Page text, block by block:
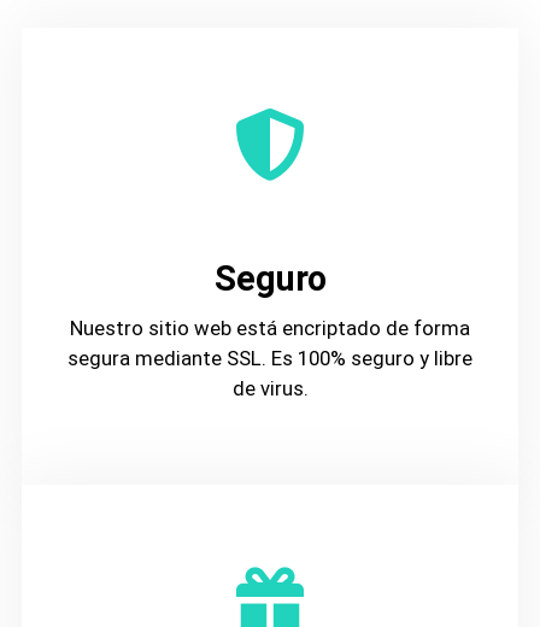
Seguro
Nuestro sitio web está encriptado de forma
segura mediante SSL. Es 100% seguro y libre
de virus.